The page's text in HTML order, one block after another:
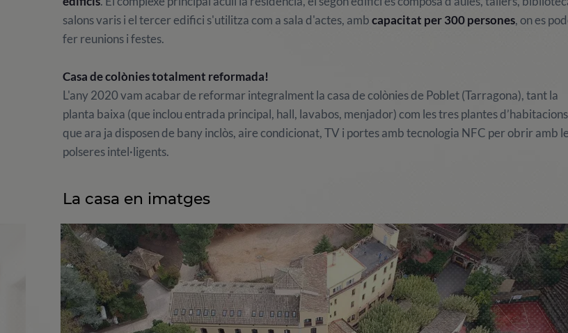
salons varis i el tercer edifici s'utilitza com a sala d'actes, ambcapacitat per 300 persones, on es
fer reunions i festes.
Casa de colònies totalment reformada!
L'any 2020 vam acabar de reformar integralment la casa de colònies de Poblet (Tarragona), tant la
planta baixa (que inclou entrada principal, hall, lavabos, menjador) com les tres plantes d’habitacions
que ara ja disposen de bany inclòs, aire condicionat, TV i portes amb tecnologia NFC per obrir amb
polseres intel·ligents.
La casa en imatges